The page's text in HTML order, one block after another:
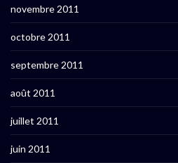
novembre 2011
octobre 2011
septembre 2011
août 2011
juillet 2011
juin 2011